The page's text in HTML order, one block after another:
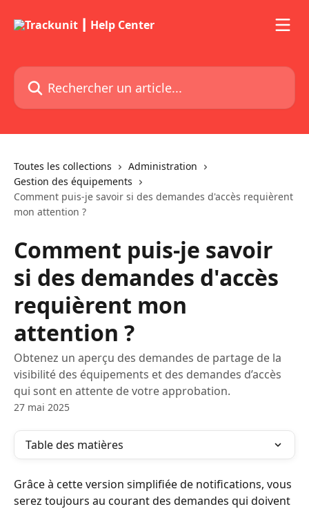
Rechercher un article...
Toutes les collections
Administration
Gestion des équipements
Comment puis-je savoir si des demandes d'accès requièrent
mon attention ?
Comment puis-je savoir
si des demandes d'accès
requièrent mon
attention ?
Obtenez un aperçu des demandes de partage de la
visibilité des équipements et des demandes d’accès
qui sont en attente de votre approbation.
27 mai 2025
Table des matières
Grâce à cette version simplifiée de notifications, vous
serez toujours au courant des demandes qui doivent